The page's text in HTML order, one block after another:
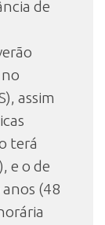
de
assim
terá
e o de
(48